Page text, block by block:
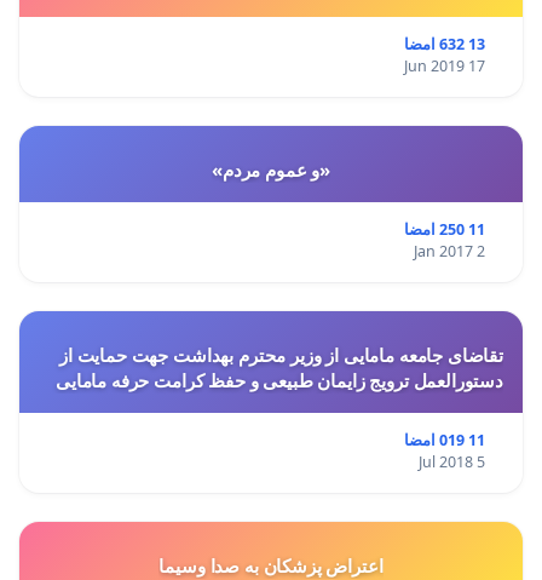
13 632 امضا
17 Jun 2019
«و عموم مردم»
11 250 امضا
2 Jan 2017
تقاضای جامعه مامایی از وزیر محترم بهداشت جهت حمایت از
دستورالعمل ترویج زایمان طبیعی و حفظ کرامت حرفه مامایی
11 019 امضا
5 Jul 2018
اعتراض پزشكان به صدا وسيما